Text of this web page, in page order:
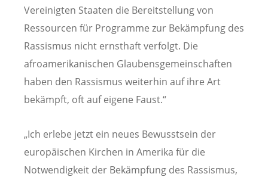
Vereinigten Staaten die Bereitstellung von
Ressourcen für Programme zur Bekämpfung des
Rassismus nicht ernsthaft verfolgt. Die
afroamerikanischen Glaubensgemeinschaften
haben den Rassismus weiterhin auf ihre Art
bekämpft, oft auf eigene Faust.“
„Ich erlebe jetzt ein neues Bewusstsein der
europäischen Kirchen in Amerika für die
Notwendigkeit der Bekämpfung des Rassismus,